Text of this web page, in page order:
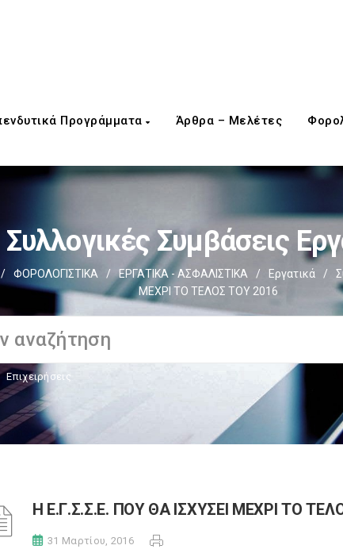
Προγράμματα Άρθρα – Μελέτες
Συλλογικές Συμβάσεις
/ ΦΟΡΟΛΟΓΙΣΤΙΚΑ / ΕΡΓΑΤΙΚΑ - ΑΣΦΑΛΙΣΤΙΚΑ / Εργατικά /
ΜΕΧΡΙ ΤΟ ΤΕΛΟΣ ΤΟΥ 2016
Επιχειρήσεις
Η Ε.Γ.Σ.Σ.Ε. ΠΟΥ ΘΑ ΙΣΧΥΣΕΙ ΜΕΧΡΙ ΤΟ
31 Μαρτίου, 2016